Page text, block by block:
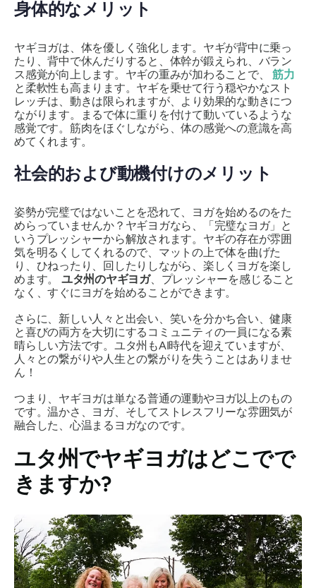
身体的なメリット
ヤギヨガは、体を優しく強化します。ヤギが背中に乗っ
たり、背中で休んだりすると、体幹が鍛えられ、バラン
ス感覚が向上します。ヤギの重みが加わることで、筋力
と柔軟性も高まります。ヤギを乗せて行う穏やかなスト
レッチは、動きは限られますが、より効果的な動きにつ
ながります。まるで体に重りを付けて動いているような
感覚です。筋肉をほぐしながら、体の感覚への意識を高
めてくれます。
社会的および動機付けのメリット
姿勢が完璧ではないことを恐れて、ヨガを始めるのをた
めらっていませんか？ヤギヨガなら、「完璧なヨガ」と
いうプレッシャーから解放されます。ヤギの存在が雰囲
気を明るくしてくれるので、マットの上で体を曲げた
り、ひねったり、回したりしながら、楽しくヨガを楽し
めます。 ユタ州のヤギヨガ、プレッシャーを感じること
なく、すぐにヨガを始めることができます。
さらに、新しい人々と出会い、笑いを分かち合い、健康
と喜びの両方を大切にするコミュニティの一員になる素
晴らしい方法です。ユタ州もAI時代を迎えていますが、
人々との繋がりや人生との繋がりを失うことはありませ
ん！
つまり、ヤギヨガは単なる普通の運動やヨガ以上のもの
です。温かさ、ヨガ、そしてストレスフリーな雰囲気が
融合した、心温まるヨガなのです。
ユタ州でヤギヨガはどこでで
きますか?